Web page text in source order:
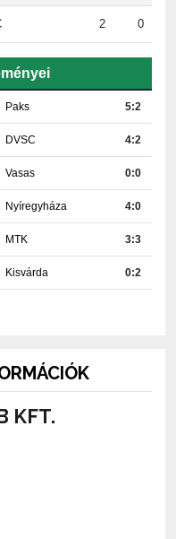
2 0
Paks 5:2
DVSC 4:2
Vasas 0:0
Nyíregyháza 4:0
MTK 3:3
Kisvárda 0:2
KFT.